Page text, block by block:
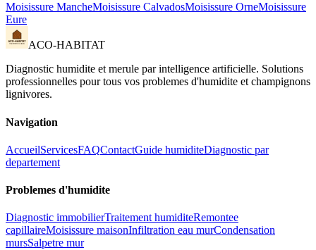
Moisissure MancheMoisissure CalvadosMoisissure OrneMoisissure
Eure
ACO-HABITAT
Diagnostic humidite et merule par intelligence artificielle. Solutions
professionnelles pour tous vos problemes d'humidite et champignons
lignivores.
Navigation
AccueilServicesFAQContactGuide humiditeDiagnostic par
departement
Problemes d'humidite
Diagnostic immobilierTraitement humiditeRemontee
capillaireMoisissure maisonInfiltration eau murCondensation
mursSalpetre mur